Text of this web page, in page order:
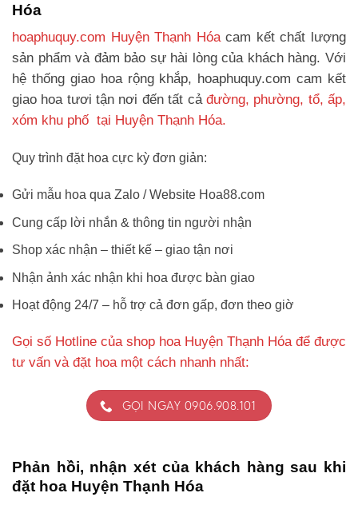
Hóa
hoaphuquy.com Huyện Thạnh Hóacam kết chất lượng
sản phẩm và đảm bảo sự hài lòng của khách hàng. Với
hệ thống giao hoa rộng khắp, hoaphuquy.com cam kết
giao hoa tươi tận nơi đến tất cả đường, phường, tổ, ấp,
xóm khu phố tại Huyện Thạnh Hóa.
Quy trình đặt hoa cực kỳ đơn giản:
Gửi mẫu hoa qua Zalo / Website Hoa88.com
Cung cấp lời nhắn & thông tin người nhận
Shop xác nhận – thiết kế – giao tận nơi
Nhận ảnh xác nhận khi hoa được bàn giao
Hoạt động 24/7 – hỗ trợ cả đơn gấp, đơn theo giờ
Gọi số Hotline của shop hoa Huyện Thạnh Hóa để được
tư vấn và đặt hoa một cách nhanh nhất:
GỌI NGAY 0906.908.101
Phản hồi, nhận xét của khách hàng sau khi
đặt hoa Huyện Thạnh Hóa